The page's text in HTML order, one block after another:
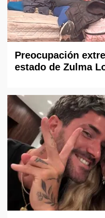
Preocupación
estado de Zulma